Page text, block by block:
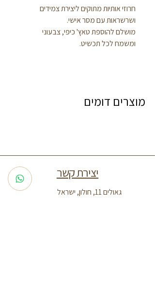
חרוזי אותיות מתוקים ליצירת צמידים
ושרשראות עם מסר אישי.
מושלם להוספת טאץ' כיפי, צבעוני
ומשמח לכל תכשיט.
מוצרים דומים
יצירת קשר
גאולים 11, חולון, ישראל